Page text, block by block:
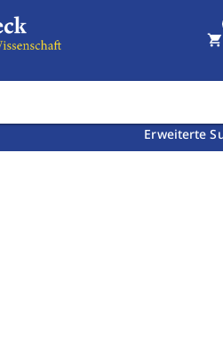
Erweiterte
shopping_cart